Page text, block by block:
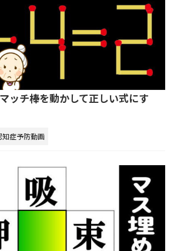
ッチ棒を動かして正しい式にす
知症予防動画